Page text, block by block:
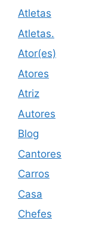
Atletas
Atletas.
Ator(es)
Atores
Atriz
Autores
Blog
Cantores
Carros
Casa
Chefes